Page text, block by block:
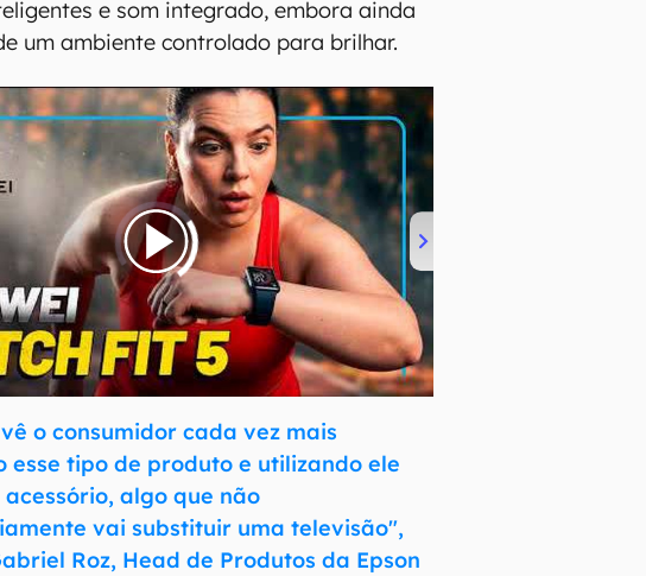
e som integrado, embora ainda
um ambiente controlado para brilhar.
/04:51
o consumidor cada vez mais
esse tipo de produto e utilizando ele
acessório, algo que não
vai substituir uma televisão",
Roz, Head de Produtos da Epson